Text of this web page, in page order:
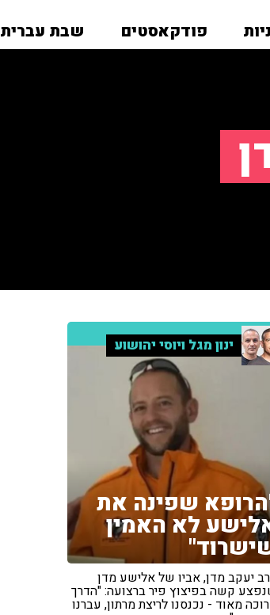
פודקאסטים שבת עברית
ינון מגל ויוסי יהושוע
שפינה את
לא האמין
יעקב מדן, אביו של אלישע מדן
קשה בפיצוץ פיר ברצועה: "הדרך
מאוד - נכנסנו לריצת מרתון, עברנו